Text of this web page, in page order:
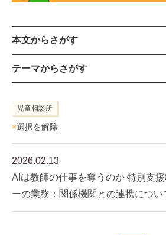
本文からさがす
テーマからさがす
児童相談所
×選択を解除
2026.02.13
AIは教師の仕事を奪うのか 特別支
ーの業務：関係機関との連携につい